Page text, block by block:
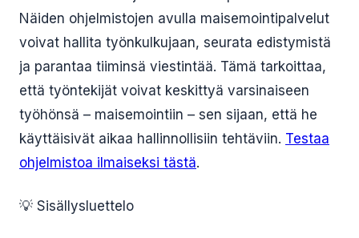
Näiden ohjelmistojen avulla maisemointipalvelut
voivat hallita työnkulkujaan, seurata edistymistä
ja parantaa tiiminsä viestintää. Tämä tarkoittaa,
että työntekijät voivat keskittyä varsinaiseen
työhönsä – maisemointiin – sen sijaan, että he
käyttäisivät aikaa hallinnollisiin tehtäviin. Testaa
ohjelmistoa ilmaiseksi tästä.
💡 Sisällysluettelo